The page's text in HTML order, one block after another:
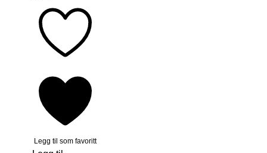
Legg til som favoritt